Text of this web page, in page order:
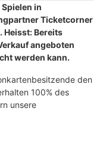
in
Ticketcorner
Heisst: Bereits
angeboten
werden kann.
den
100% des
unsere